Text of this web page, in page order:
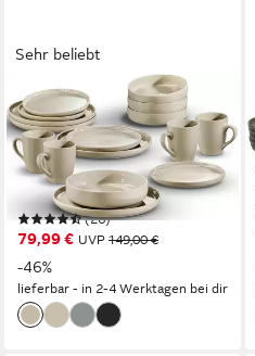
Sehr beliebt
LEGER HOME BY LENA GERCKE
Kombiservice Geschirr-Set,
Service Liliane (16-tlg), 4
Personen, Steinzeug,
skandinavische,
minimalistische
Formensprache, 16 Teile
(26)
79,99 € UVP 149,00 €
-46%
lieferbar - in 2-4 Werktagen bei dir